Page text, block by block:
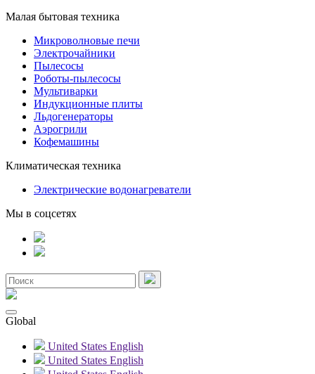
Малая бытовая техника
Микроволновые печи
Электрочайники
Пылесосы
Роботы-пылесосы
Мультиварки
Индукционные плиты
Льдогенераторы
Аэрогрили
Кофемашины
Климатическая техника
Электрические водонагреватели
Мы в соцсетях
Global
United States English
United States English